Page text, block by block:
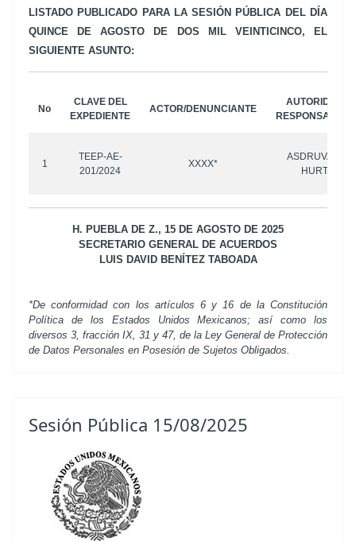
LISTADO PUBLICADO PARA LA SESIÓN PÚBLICA DEL DÍA
QUINCE DE AGOSTO DE DOS MIL VEINTICINCO, EL
SIGUIENTE ASUNTO:
No
CLAVE DEL
EXPEDIENTE
ACTOR/DENUNCIANTE
AUTORIDAD
RESPONSABLE/
1
TEEP-AE-
201/2024
XXXX*
ASDRUVAL
HURTADO
H. PUEBLA DE Z., 15 DE AGOSTO DE 2025
SECRETARIO GENERAL DE ACUERDOS
LUIS DAVID BENÍTEZ TABOADA
*De conformidad con los artículos 6 y 16 de la Constitución
Política de los Estados Unidos Mexicanos; así como los
diversos 3, fracción IX, 31 y 47, de la Ley General de Protección
de Datos Personales en Posesión de Sujetos Obligados.
Sesión Pública 15/08/2025